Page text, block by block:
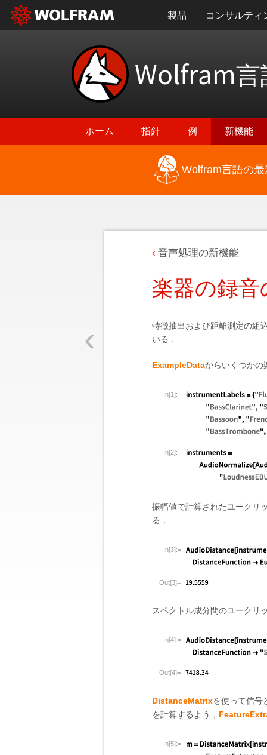
製品 コンサルティ
Wolfram言
ホーム 指針 例 新機能
Wolfram言語の
‹
音声処理の新機能
楽器の録
特徴抽出および距離測定の組
いる．
ExampleDataからいくつかの
In[1]:=
In[2]:=
振幅値で計算されたユークリ
る．
In[3]:=
Out[3]=
スペクトル成分間のユークリ
In[4]:=
Out[4]=
DistanceMatrixを使って信号
を計算するよう，
In[5]:=